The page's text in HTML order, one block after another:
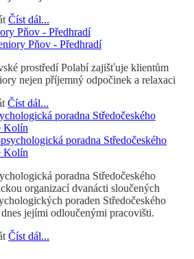
Číst dál...
Pňov - Předhradí
prostředí Polabí zajišťuje klientům
nejen příjemný odpočinek a relaxaci
Číst dál...
poradna Středočeského
Kolín
poradna Středočeského
organizací dvanácti sloučených
poraden Středočeského
jejími odloučenými pracovišti.
Číst dál...